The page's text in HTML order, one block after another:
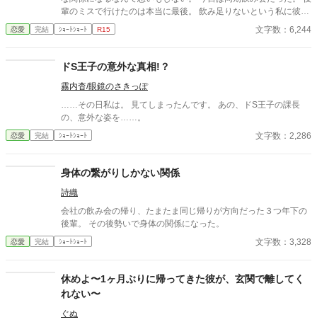
輩のミスで行けたのは本当に最後。 飲み足りないという私に彼は
付き合ってくれた。 彼とは入社当時、部署は違ったが同じ仕事に
携わっていた。 きっとあの頃のわたしは、彼が好きだったんだと
のせいで、その一線は越えられなかった。 でも、あれから変わっ
pixivID:11163077
恋愛 完結 ｼｮｰﾄｼｮｰﾄ R15 文字数：6,244
ドS王子の意外な真相!？
霧内杳/眼鏡のさきっぽ
……その日私は。 見てしまったんです。 あの、ドS王子の課長
の、意外な姿を……。
恋愛 完結 ｼｮｰﾄｼｮｰﾄ 文字数：2,286
身体の繋がりしかない関係
詩織
会社の飲み会の帰り、たまたま同じ帰りが方向だった３つ年下の
後輩。 その後勢いで身体の関係になった。
恋愛 完結 ｼｮｰﾄｼｮｰﾄ 文字数：3,328
休めよ〜1ヶ月ぶりに帰ってきた彼が、玄関で離してく
れない〜
ぐぬ